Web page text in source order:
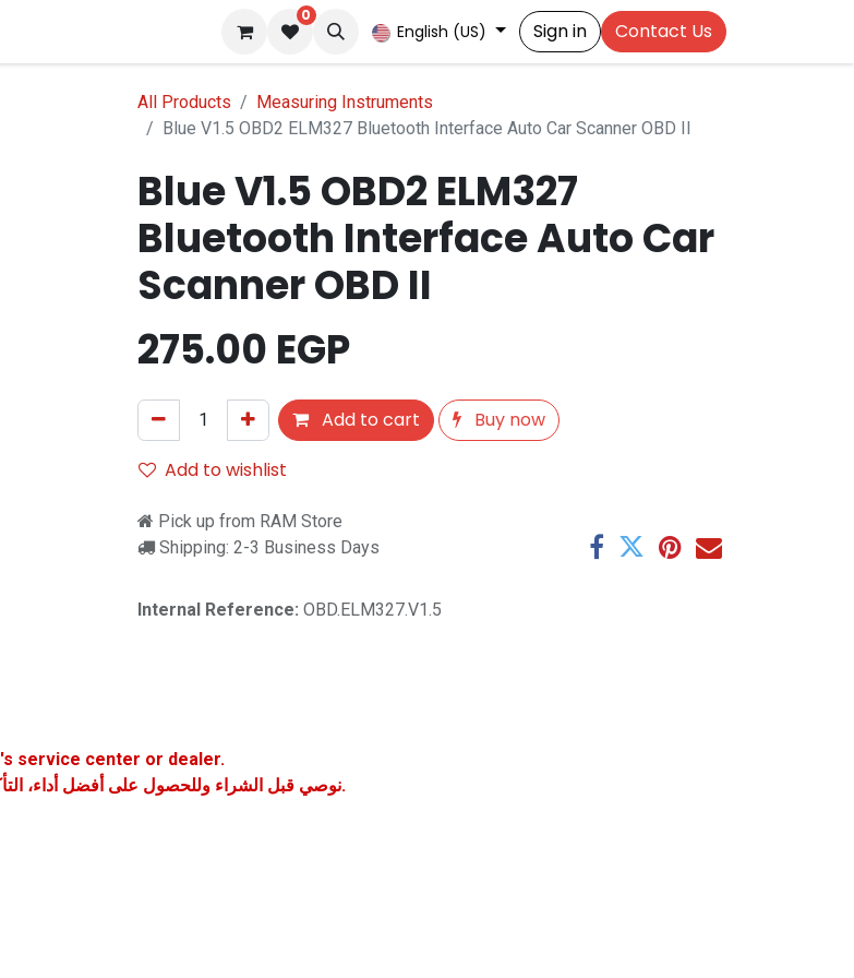
0
English (US) Sign in Contact Us
All Products
Measuring Instruments
Blue V1.5 OBD2 ELM327 Bluetooth Interface Auto Car Scanner OBD II
Blue V1.5 OBD2 ELM327
Bluetooth Interface Auto Car
Scanner OBD II
275.00 EGP
Add to cart
Buy now
Add to wishlist
Pick up from RAM Store
Shipping: 2-3 Business Days
Internal Reference: OBD.ELM327.V1.5
service center or dealer.
نوصي قبل الشراء وللحصول على أفضل أداء، التأكد من توافق سيارتك مع الجهاز من خلال مركز الخدمة أو الوكيل المعتمد لموديل سيارتك.